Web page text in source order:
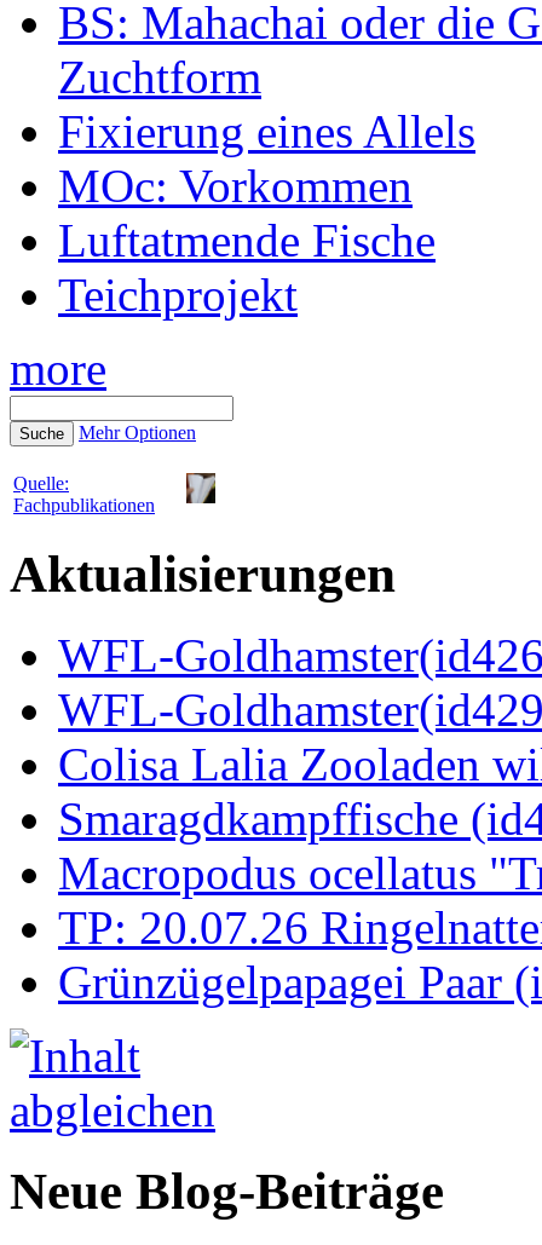
BS: Mahachai oder die
Zuchtform
Fixierung eines Allels
MOc: Vorkommen
Luftatmende Fische
Teichprojekt
more
Mehr Optionen
Quelle:
Fachpublikationen
Aktualisierungen
WFL-
WFL-
Colisa Lalia Zooladen
Smaragdkampffische
Macropodus ocellatus
TP: 20.07.26
Grünzügelpapagei Paar
Neue Blog-Beiträge